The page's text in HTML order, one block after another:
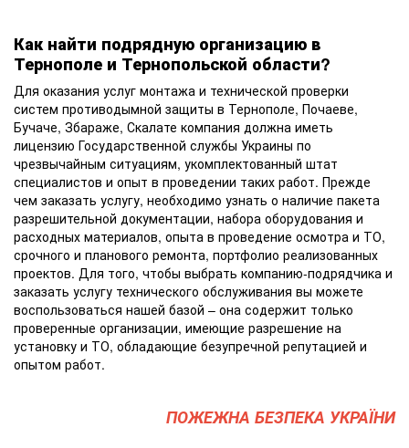
Как найти подрядную организацию в
Тернополе и Тернопольской области?
Для оказания услуг монтажа и технической проверки
систем противодымной защиты в Тернополе, Почаеве,
Бучаче, Збараже, Скалате компания должна иметь
лицензию Государственной службы Украины по
чрезвычайным ситуациям, укомплектованный штат
специалистов и опыт в проведении таких работ. Прежде
чем заказать услугу, необходимо узнать о наличие пакета
разрешительной документации, набора оборудования и
расходных материалов, опыта в проведение осмотра и ТО,
срочного и планового ремонта, портфолио реализованных
проектов. Для того, чтобы выбрать компанию-подрядчика и
заказать услугу технического обслуживания вы можете
воспользоваться нашей базой – она содержит только
проверенные организации, имеющие разрешение на
установку и ТО, обладающие безупречной репутацией и
опытом работ.
ПОЖЕЖНА БЕЗПЕКА УКРАЇНИ